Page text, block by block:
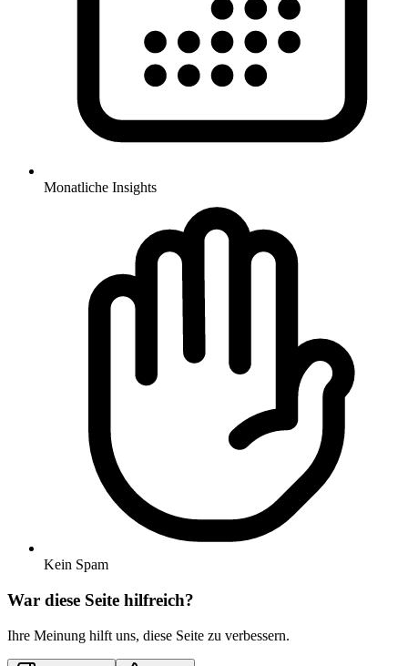
Monatliche Insights
Kein Spam
War diese Seite hilfreich?
Ihre Meinung hilft uns, diese Seite zu verbessern.